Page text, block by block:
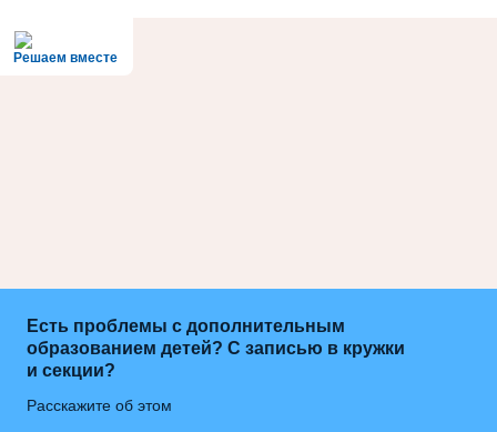
Решаем вместе
Есть проблемы с дополнительным
образованием детей? С записью в кружки
и секции?
Расскажите об этом